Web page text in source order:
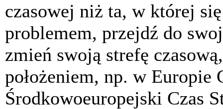
czasowej niż ta, w której
problemem, przejdź do
zmień swoją strefę
położeniem, np. w Europie
Środkowoeuropejski Czas